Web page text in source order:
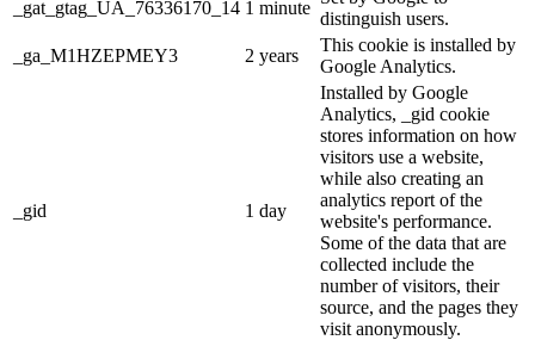
_gat_gtag_UA_76336170_14 1 minute
distinguish users.
_ga_M1HZEPMEY3
2 years
This cookie is installed by
Google Analytics.
_gid 1 day
Installed by Google
Analytics, _gid cookie
stores information on how
visitors use a website,
while also creating an
analytics report of the
website's performance.
Some of the data that are
collected include the
number of visitors, their
source, and the pages they
visit anonymously.